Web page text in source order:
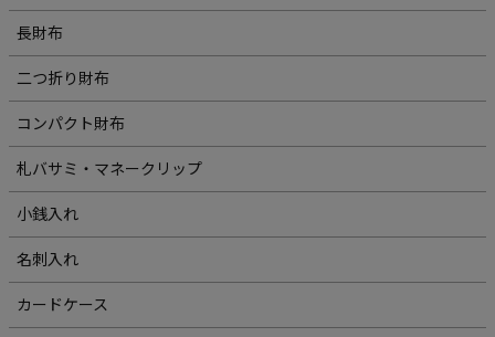
長財布
二つ折り財布
コンパクト財布
札バサミ・マネークリップ
小銭入れ
名刺入れ
カードケース